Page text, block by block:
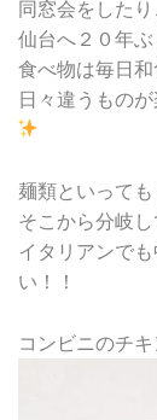
同窓会をしたり
仙台へ２０年ぶ
食べ物は毎日和
日々違うもの
麺類といっても
そこから分岐
イタリアンで
い！！
コンビニのチ